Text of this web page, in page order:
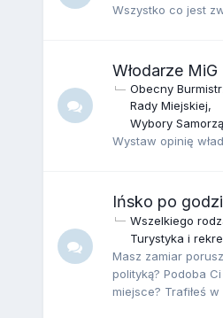
Wszystko co jest
Włodarze
Obecny
Rady Miejskiej
Wybory
Wystaw opinię
Ińsko po
Wszelkiego
Turystyka i
Masz zamiar
polityką? Podoba
miejsce? Trafiłeś